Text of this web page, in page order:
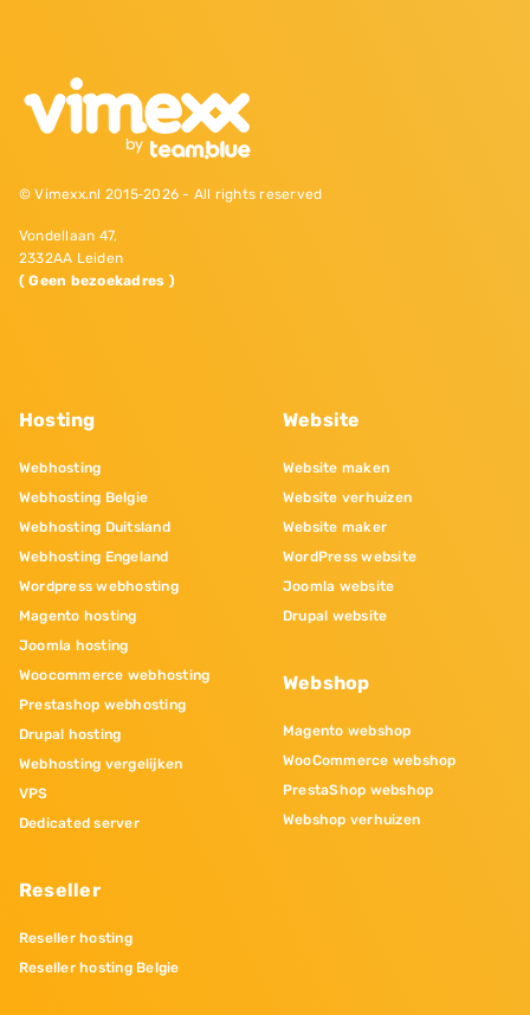
© Vimexx.nl 2015‐2026 - All rights reserved
Vondellaan 47,
2332AA Leiden
( Geen bezoekadres )
Hosting
Webhosting
Webhosting Belgie
Webhosting Duitsland
Webhosting Engeland
Wordpress webhosting
Magento hosting
Joomla hosting
Woocommerce webhosting
Prestashop webhosting
Drupal hosting
Webhosting vergelijken
VPS
Dedicated server
Reseller
Reseller hosting
Reseller hosting Belgie
Website
Website maken
Website verhuizen
Website maker
WordPress website
Joomla website
Drupal website
Webshop
Magento webshop
WooCommerce webshop
PrestaShop webshop
Webshop verhuizen